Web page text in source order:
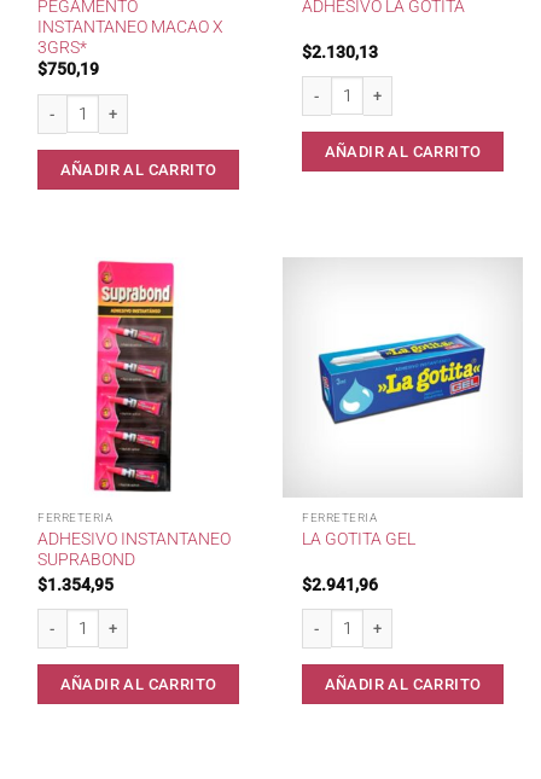
PEGAMENTO
INSTANTANEO MACAO X
3GRS*
$750,19
Pegamento Instantaneo Macao x 3grs* cantidad
AÑADIR AL CARRITO
ADHESIVO LA GOTITA
$2.130,13
Adhesivo La Gotita cantidad
AÑADIR AL CARRITO
FERRETERIA
ADHESIVO INSTANTANEO
SUPRABOND
$1.354,95
Adhesivo instantaneo Suprabond cantidad
AÑADIR AL CARRITO
FERRETERIA
LA GOTITA GEL
$2.941,96
La Gotita Gel cantidad
AÑADIR AL CARRITO